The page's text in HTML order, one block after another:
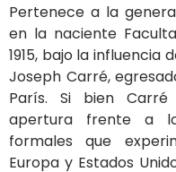
Pertenece a la
en la naciente
1915, bajo la
Joseph Carré,
París. Si bien
apertura frente a
formales que
Europa y Estados